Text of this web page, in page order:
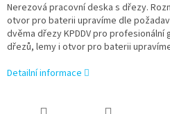
Nerezová pracovní deska s dřezy.
otvor pro baterii upravíme dle
dvěma dřezy KPDDV pro
dřezů, lemy i otvor pro baterii
Detailní informace